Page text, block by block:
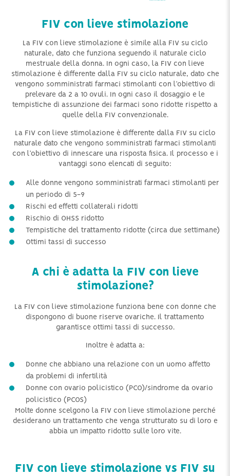
FIV con lieve stimolazione
La FIV con lieve stimolazione è simile alla FIV su ciclo
naturale, dato che funziona seguendo il naturale ciclo
mestruale della donna. In ogni caso, la FIV con lieve
stimolazione è differente dalla FIV su ciclo naturale, dato che
vengono somministrati farmaci stimolanti con l’obiettivo di
prelevare da 2 a 10 ovuli. In ogni caso il dosaggio e le
tempistiche di assunzione dei farmaci sono ridotte rispetto a
quelle della FIV convenzionale.
La FIV con lieve stimolazione è differente dalla FIV su ciclo
naturale dato che vengono somministrati farmaci stimolanti
con l’obiettivo di innescare una risposta fisica. Il processo e i
vantaggi sono elencati di seguito:
Alle donne vengono somministrati farmaci stimolanti per
un periodo di 5-9
Rischi ed effetti collaterali ridotti
Rischio di OHSS ridotto
Tempistiche del trattamento ridotte (circa due settimane)
Ottimi tassi di successo
A chi è adatta la FIV con lieve
stimolazione?
La FIV con lieve stimolazione funziona bene con donne che
dispongono di buone riserve ovariche. Il trattamento
garantisce ottimi tassi di successo.
Inoltre è adatta a:
Donne che abbiano una relazione con un uomo affetto
da problemi di infertilità
Donne con ovario policistico (PCO)/sindrome da ovario
policistico (PCOS)
Molte donne scelgono la FIV con lieve stimolazione perché
desiderano un trattamento che venga strutturato su di loro e
abbia un impatto ridotto sulle loro vite.
FIV con lieve stimolazione vs FIV su